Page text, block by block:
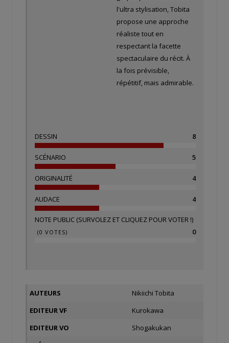
l'ultra stylisation, Tobita
propose une approche
réaliste tout en
respectant la facette
spectaculaire du récit. À
la fois prévisible,
répétitif, mais admirable.
DESSIN 8
SCÉNARIO 5
ORIGINALITÉ 4
AUDACE 4
NOTE PUBLIC (SURVOLEZ ET CLIQUEZ POUR VOTER !)
(0 VOTES) 0
AUTEURS
Nikiichi Tobita
EDITEUR VF
Kurokawa
EDITEUR VO
Shogakukan